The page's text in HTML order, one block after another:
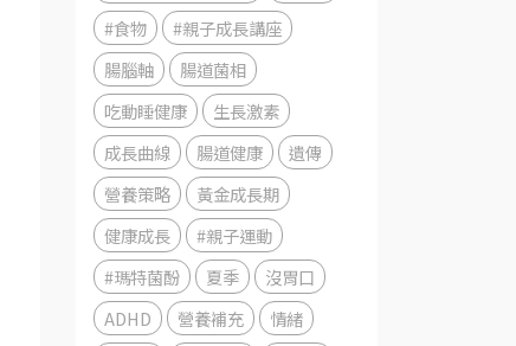
#食物
#親子成長講座
腸腦軸
腸道菌相
吃動睡健康
生長激素
成長曲線
腸道健康
遺傳
營養策略
黃金成長期
健康成長
#親子運動
#瑪特菌酚
夏季
沒胃口
ADHD
營養補充
情緒